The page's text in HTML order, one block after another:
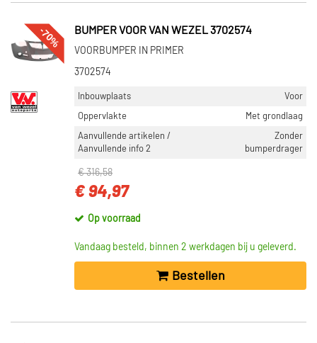
-70% BUMPER VOOR VAN WEZEL 3702574
VOORBUMPER IN PRIMER
3702574
Inbouwplaats
Voor
Oppervlakte
Met grondlaag
Aanvullende artikelen /
Aanvullende info 2
Zonder
bumperdrager
€ 316,58
€ 94,97
Op voorraad
Vandaag besteld, binnen 2 werkdagen bij u geleverd.
Bestellen